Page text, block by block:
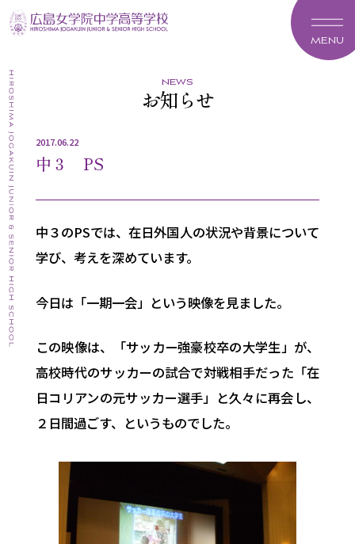
MENU
news
お知らせ
2017.06.22
中３ PS
中３のPSでは、在日外国人の状況や背景について
学び、考えを深めています。
今日は「一期一会」という映像を見ました。
この映像は、「サッカー強豪校卒の大学生」が、
高校時代のサッカーの試合で対戦相手だった「在
日コリアンの元サッカー選手」と久々に再会し、
２日間過ごす、というものでした。